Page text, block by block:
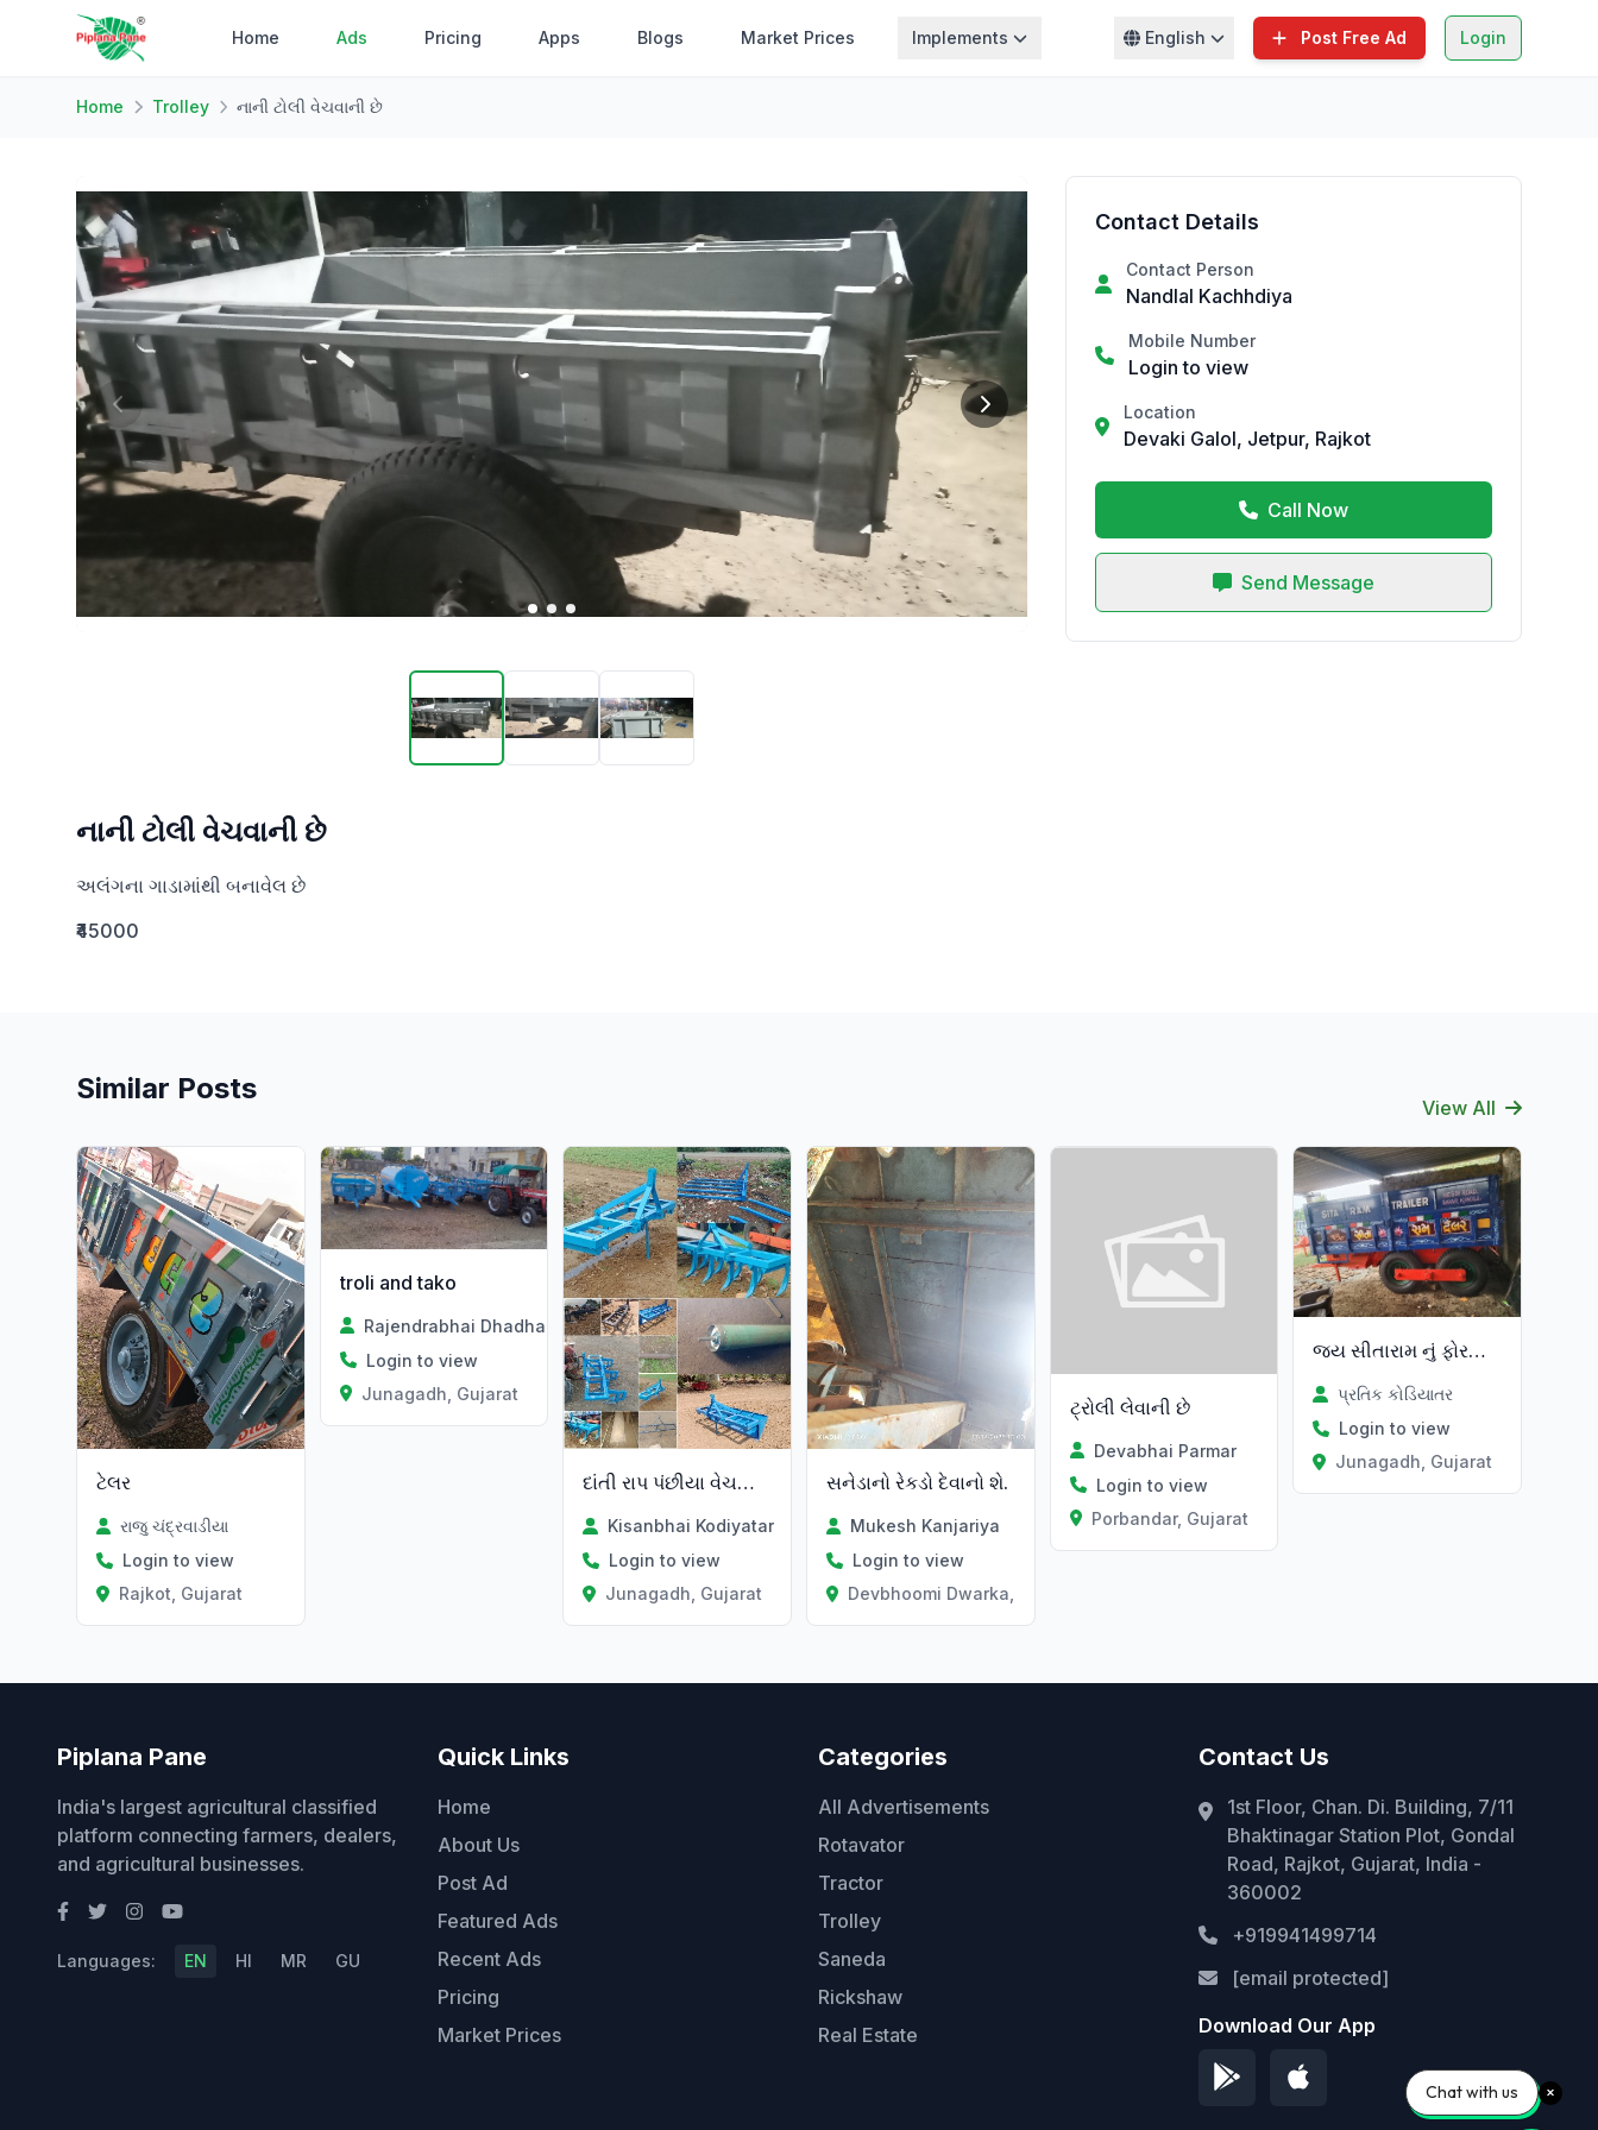
Home Ads Pricing Apps Blogs Market Prices Implements English Post Free Ad Login
Home Trolley નાની ટોલી વેચવાની છે
નાની ટોલી વેચવાની છે
અલંગના ગાડામાંથી બનાવેલ છે
₹45000
Contact Details
Contact Person
Nandlal Kachhdiya
Mobile Number
Login to view
Location
Devaki Galol, Jetpur, Rajkot
Call Now
Send Message
Similar Posts
View All
ટેલર
રાજુ ચંદ્રવાડીયા
Login to view
Rajkot, Gujarat
Verified
troli and tako
Rajendrabhai Dhadhal
Login to view
Junagadh, Gujarat
Verified
દાંતી રાપ પંછીયા વેચવાના છે
Kisanbhai Kodiyatar
Login to view
Junagadh, Gujarat
સનેડાનો રેકડો દેવાનો શે.
Mukesh Kanjariya
Login to view
Devbhoomi Dwarka, Gujarat
ટ્રોલી લેવાની છે
Devabhai Parmar
Login to view
Porbandar, Gujarat
Verified
જય સીતારામ નું ફોરવીલ ટેલર વેચવાનું
પ્રતિક કોડિયાતર
Login to view
Junagadh, Gujarat
Piplana Pane
India's largest agricultural classified
platform connecting farmers, dealers,
and agricultural businesses.
Languages: EN HI MR GU
Quick Links
Home
About Us
Post Ad
Featured Ads
Recent Ads
Pricing
Market Prices
Categories
All Advertisements
Rotavator
Tractor
Trolley
Saneda
Rickshaw
Real Estate
Contact Us
1st Floor, Chan. Di. Building, 7/11
Bhaktinagar Station Plot, Gondal
Road, Rajkot, Gujarat, India -
360002
+919941499714
[email protected]
Download Our App
Chat with us